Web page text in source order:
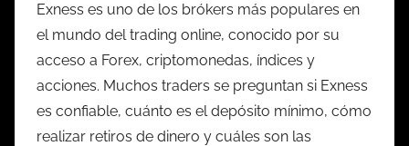
Exness es uno de los brókers más populares en
el mundo del trading online, conocido por su
acceso a Forex, criptomonedas, índices y
acciones. Muchos traders se preguntan si Exness
es confiable, cuánto es el depósito mínimo, cómo
realizar retiros de dinero y cuáles son las